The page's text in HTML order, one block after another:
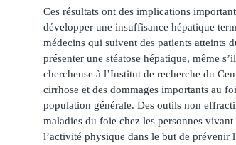
Ces résultats ont des implications
développer une insuffisance hépatique
médecins qui suivent des patients atteints
présenter une stéatose hépatique, même
chercheuse à l’Institut de recherche du
cirrhose et des dommages importants au
population générale. Des outils non
maladies du foie chez les personnes
l’activité physique dans le but de prévenir